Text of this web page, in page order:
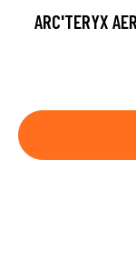
ARC'TERYX